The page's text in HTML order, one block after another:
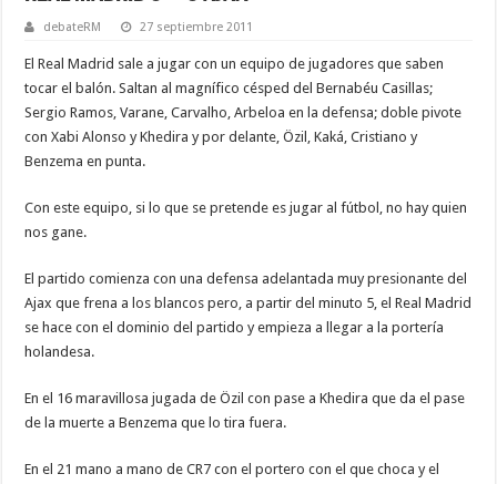
debateRM 27 septiembre 2011
El Real Madrid sale a jugar con un equipo de jugadores que saben
tocar el balón. Saltan al magnífico césped del Bernabéu Casillas;
Sergio Ramos, Varane, Carvalho, Arbeloa en la defensa; doble pivote
con Xabi Alonso y Khedira y por delante, Özil, Kaká, Cristiano y
Benzema en punta.
Con este equipo, si lo que se pretende es jugar al fútbol, no hay quien
nos gane.
El partido comienza con una defensa adelantada muy presionante del
Ajax que frena a los blancos pero, a partir del minuto 5, el Real Madrid
se hace con el dominio del partido y empieza a llegar a la portería
holandesa.
En el 16 maravillosa jugada de Özil con pase a Khedira que da el pase
de la muerte a Benzema que lo tira fuera.
En el 21 mano a mano de CR7 con el portero con el que choca y el